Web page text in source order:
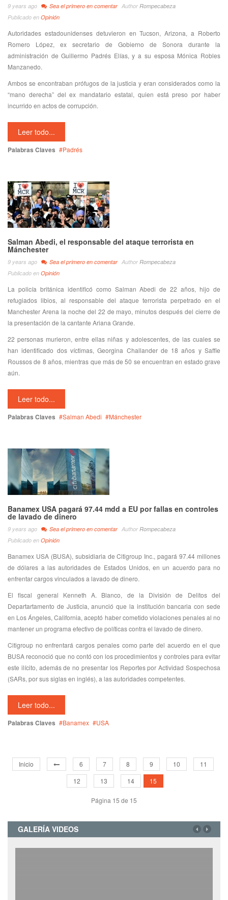
9 years ago Sea el primero en comentar Author Rompecabeza
Publicado en Opinión
Autoridades estadounidenses detuvieron en Tucson, Arizona, a Roberto
Romero López, ex secretario de Gobierno de Sonora durante la
administración de Guillermo Padrés Elías, y a su esposa Mónica Robles
Manzanedo.
Ambos se encontraban prófugos de la justicia y eran considerados como la
“mano derecha” del ex mandatario estatal, quien está preso por haber
incurrido en actos de corrupción.
Leer todo...
Palabras Claves Padrés
Salman Abedi, el responsable del ataque terrorista en
Mánchester
9 years ago Sea el primero en comentar Author Rompecabeza
Publicado en Opinión
La policía británica identificó como Salman Abedi de 22 años, hijo de
refugiados libios, al responsable del ataque terrorista perpetrado en el
Manchester Arena la noche del 22 de mayo, minutos después del cierre de
la presentación de la cantante Ariana Grande.
22 personas murieron, entre ellas niñas y adolescentes, de las cuales se
han identificado dos víctimas, Georgina Challander de 18 años y Saffie
Roussos de 8 años, mientras que más de 50 se encuentran en estado grave
aún.
Leer todo...
Palabras Claves Salman Abedi Mánchester
Banamex USA pagará 97.44 mdd a EU por fallas en controles
de lavado de dinero
9 years ago Sea el primero en comentar Author Rompecabeza
Publicado en Opinión
Banamex USA (BUSA), subsidiaria de Citigroup Inc., pagará 97.44 millones
de dólares a las autoridades de Estados Unidos, en un acuerdo para no
enfrentar cargos vinculados a lavado de dinero.
El fiscal general Kenneth A. Blanco, de la División de Delitos del
Departartamento de Justicia, anunció que la institución bancaria con sede
en Los Ángeles, California, aceptó haber cometido violaciones penales al no
mantener un programa efectivo de políticas contra el lavado de dinero.
Citigroup no enfrentará cargos penales como parte del acuerdo en el que
BUSA reconoció que no contó con los procedimientos y controles para evitar
este ilícito, además de no presentar los Reportes por Actividad Sospechosa
(SARs, por sus siglas en inglés), a las autoridades competentes.
Leer todo...
Palabras Claves Banamex USA
Inicio 6 7 8 9 10
11
12
13 14 15
Página 15 de 15
GALERÍA VIDEOS